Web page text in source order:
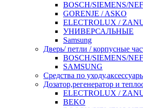
BOSCH/SIEMENS/
GORENJE / ASKO
ELECTROLUX /
УНИВЕРСАЛЬНЫЕ
Samsung
Дверь/ петли / корпусные
BOSCH/SIEMENS/
SAMSUNG
Средства по
Дозатор,регенератор и
ELECTROLUX /
BEKO